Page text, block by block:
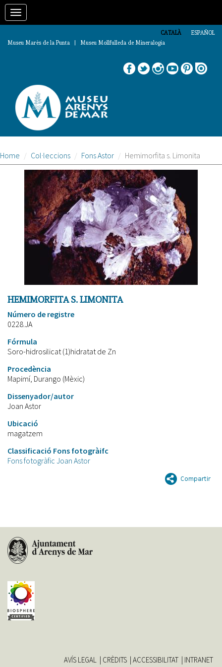
Vés
contingutToggle
ESPAÑOL
CATALÀ
Museu Marès de la Punta | Museu Mollfulleda de Mineralogia
Home Col·leccions Fons Astor Hemimorfita s. Limonita
HEMIMORFITA S. LIMONITA
Número de registre
0228.JA
Fórmula
Soro-hidrosilicat (1)hidratat de Zn
Procedència
Mapimí, Durango (Mèxic)
Dissenyador/autor
Joan Astor
Ubicació
magatzem
Classificació Fons fotogràifc
Fons fotogràfic Joan Astor
AVÍS LEGAL CRÈDITS ACCESSIBILITAT INTRANET